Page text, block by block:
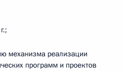
механизма реализации
программ и проектов